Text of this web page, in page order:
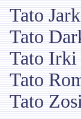
Tato
Tato
Tato Irki
Tato
Tato